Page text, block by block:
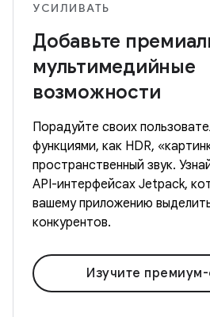
УСИЛИВАТЬ
Добавьте
мультимедийные
возможности
Порадуйте своих
функциями, как HDR,
пространственный звук.
API-интерфейсах Jetpack,
вашему приложению
конкурентов.
Изучите